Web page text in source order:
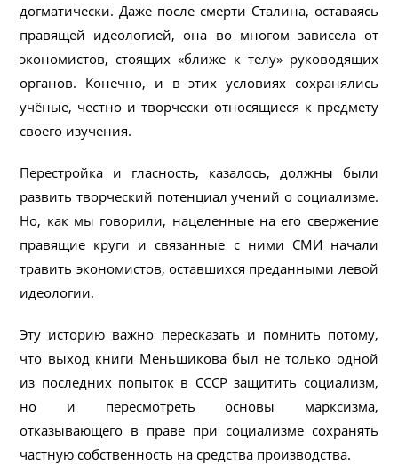
догматически. Даже после смерти Сталина, оставаясь
правящей идеологией, она во многом зависела от
экономистов, стоящих «ближе к телу» руководящих
органов. Конечно, и в этих условиях сохранялись
учёные, честно и творчески относящиеся к предмету
своего изучения.
Перестройка и гласность, казалось, должны были
развить творческий потенциал учений о социализме.
Но, как мы говорили, нацеленные на его свержение
правящие круги и связанные с ними СМИ начали
травить экономистов, оставшихся преданными левой
идеологии.
Эту историю важно пересказать и помнить потому,
что выход книги Меньшикова был не только одной
из последних попыток в СССР защитить социализм,
но и пересмотреть основы марксизма,
отказывающего в праве при социализме сохранять
частную собственность на средства производства.